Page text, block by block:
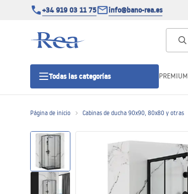
+34 919 03 11 75 info@bano-rea.es
Todas las categorías
Puertas de ducha
Platos de ducha
PREMIUM
Página de inicio Cabinas de ducha 90x90, 80x80 y otras